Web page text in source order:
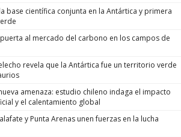
base científica conjunta en la Antártica y primera
al mercado del carbono en los campos de
revela que la Antártica fue un territorio verde
amenaza: estudio chileno indaga el impacto
y el calentamiento global
y Punta Arenas unen fuerzas en la lucha